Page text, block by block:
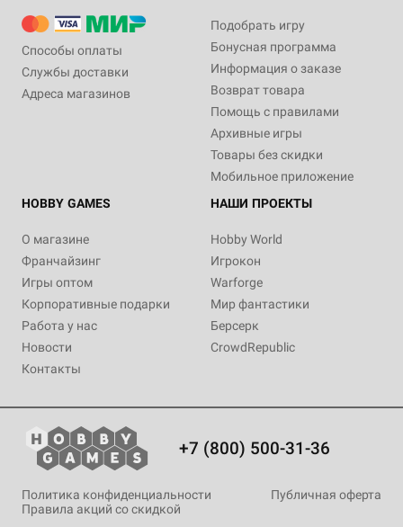
Способы оплаты
Службы доставки
Адреса магазинов
Подобрать игру
Бонусная программа
Информация о заказе
Возврат товара
Помощь с правилами
Архивные игры
Товары без скидки
Мобильное приложение
HOBBY GAMES
О магазине
Франчайзинг
Игры оптом
Корпоративные подарки
Работа у нас
Новости
Контакты
НАШИ ПРОЕКТЫ
Hobby World
Игрокон
Warforge
Мир фантастики
Берсерк
CrowdRepublic
+7 (800) 500-31-36
Политика конфиденциальности
Публичная оферта
Правила акций со скидкой